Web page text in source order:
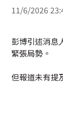
11/6/2026
彭博引述消息
緊張局勢。
但報道未有提